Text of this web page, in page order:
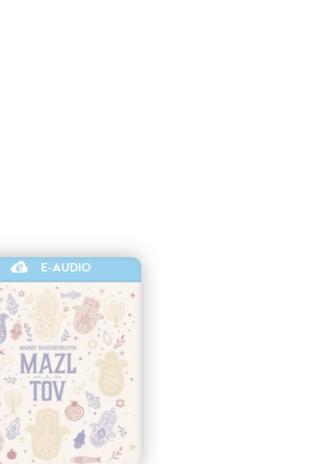
E-AUDIO